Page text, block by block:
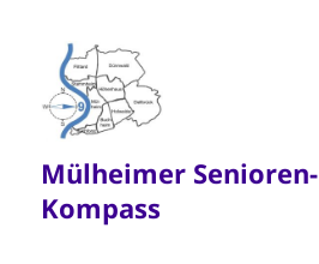
Mülheimer Senioren-
Kompass